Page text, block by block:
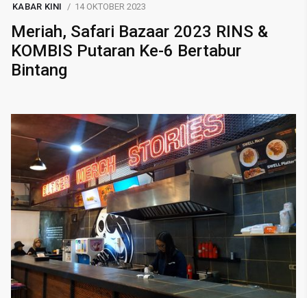
KABAR KINI 14 OKTOBER 2023
Meriah, Safari Bazaar 2023 RINS &
KOMBIS Putaran Ke-6 Bertabur
Bintang